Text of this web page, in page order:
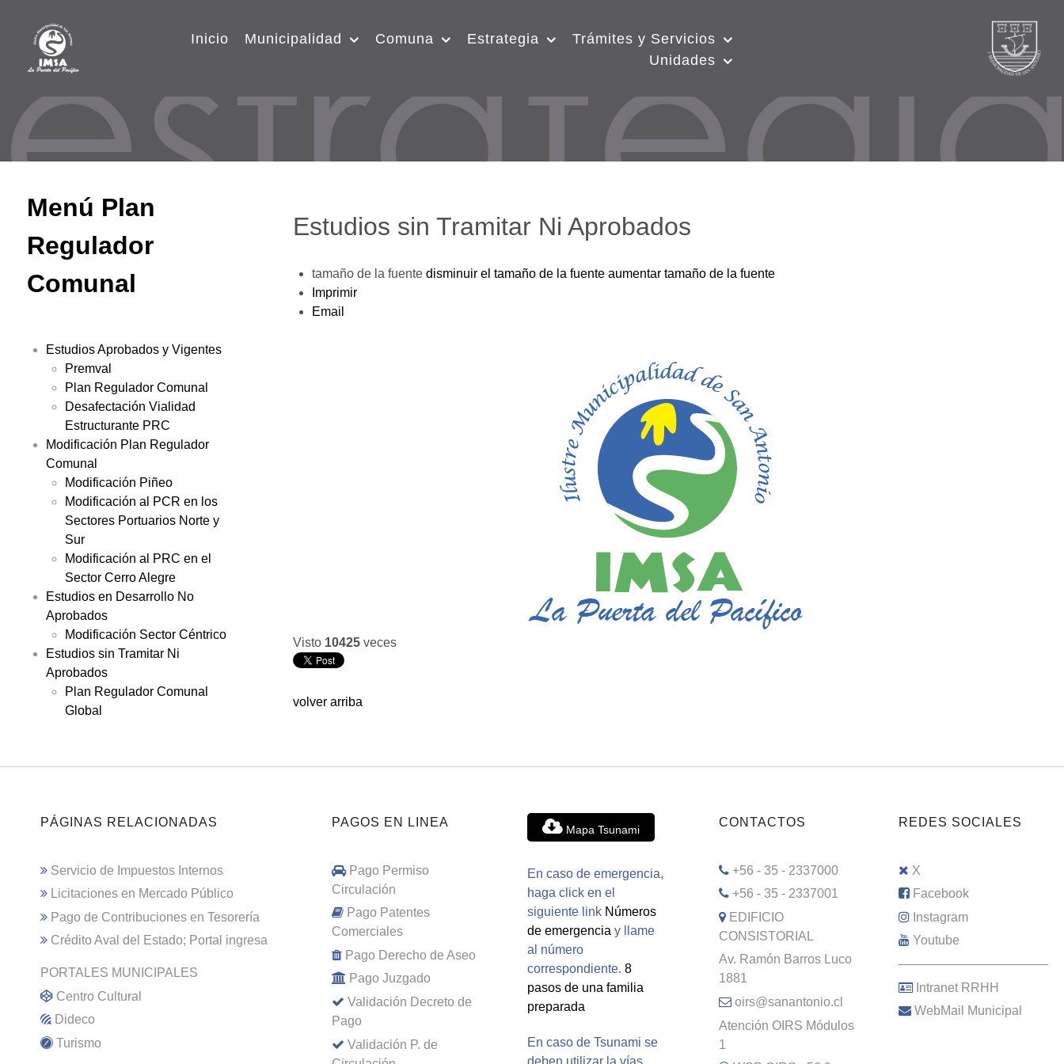
Inicio Municipalidad Comuna Estrategia
Trámites y Servicios
Unidades
Menú Plan
Regulador
Comunal
Estudios Aprobados y Vigentes
Premval
Plan Regulador Comunal
Desafectación Vialidad
Estructurante PRC
Modificación Plan Regulador
Comunal
Modificación Piñeo
Modificación al PCR en los
Sectores Portuarios Norte y
Sur
Modificación al PRC en el
Sector Cerro Alegre
Estudios en Desarrollo No
Aprobados
Modificación Sector Céntrico
Estudios sin Tramitar Ni
Aprobados
Plan Regulador Comunal
Global
Estudios sin Tramitar Ni Aprobados
tamaño de la fuente disminuir el tamaño de la fuente aumentar tamaño de la fuente
Imprimir
Email
Visto 10425 veces
volver arriba
PÁGINAS RELACIONADAS
Servicio de Impuestos Internos
Licitaciones en Mercado Público
Pago de Contribuciones en Tesorería
Crédito Aval del Estado; Portal ingresa
PORTALES MUNICIPALES
Centro Cultural
Dideco
Turismo
PAGOS EN LINEA
Pago Permiso
Circulación
Pago Patentes
Comerciales
Pago Derecho de Aseo
Pago Juzgado
Validación Decreto de
Pago
Validación P. de
Mapa Tsunami
En caso de emergencia,
haga click en el
siguiente link Números
de emergencia y llame
al número
correspondiente. 8
pasos de una familia
preparada
En caso de Tsunami se
deben utilizar la vías
CONTACTOS
+56 - 35 - 2337000
+56 - 35 - 2337001
EDIFICIO
CONSISTORIAL
Av. Ramón Barros Luco
1881
oirs@sanantonio.cl
Atención OIRS Módulos
1
REDES SOCIALES
X
Facebook
Instagram
Youtube
–––––––––––––––––––––
Intranet RRHH
WebMail Municipal